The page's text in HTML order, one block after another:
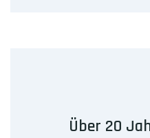
Über 20